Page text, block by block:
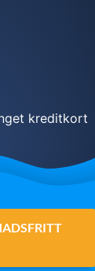
kreditkort